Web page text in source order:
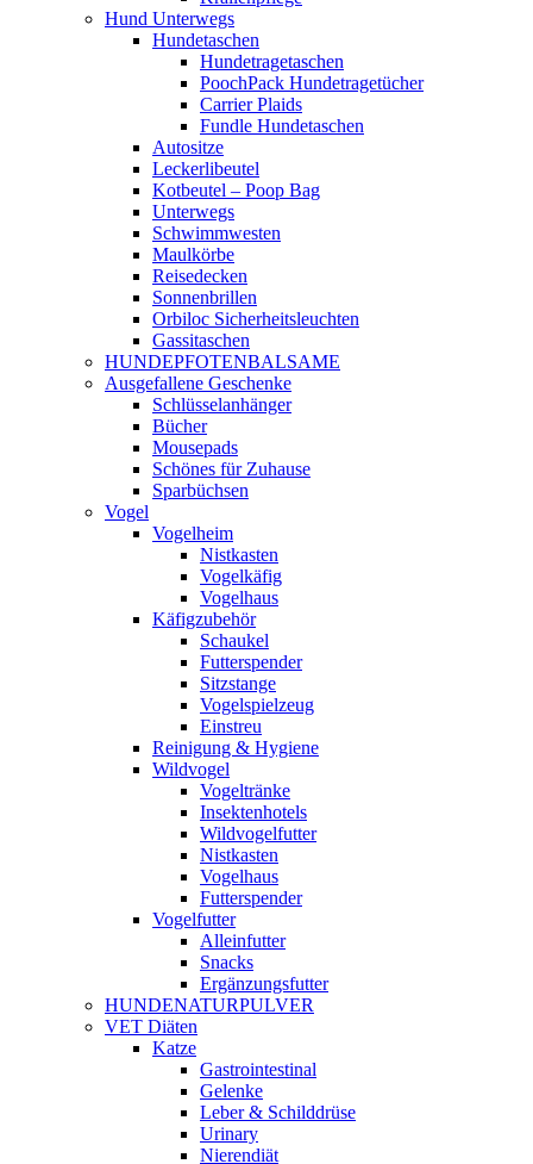
Hund Unterwegs
Hundetaschen
Hundetragetaschen
PoochPack Hundetragetücher
Carrier Plaids
Fundle Hundetaschen
Autositze
Leckerlibeutel
Kotbeutel – Poop Bag
Unterwegs
Schwimmwesten
Maulkörbe
Reisedecken
Sonnenbrillen
Orbiloc Sicherheitsleuchten
Gassitaschen
HUNDEPFOTENBALSAME
Ausgefallene Geschenke
Schlüsselanhänger
Bücher
Mousepads
Schönes für Zuhause
Sparbüchsen
Vogel
Vogelheim
Nistkasten
Vogelkäfig
Vogelhaus
Käfigzubehör
Schaukel
Futterspender
Sitzstange
Vogelspielzeug
Einstreu
Reinigung & Hygiene
Wildvogel
Vogeltränke
Insektenhotels
Wildvogelfutter
Nistkasten
Vogelhaus
Futterspender
Vogelfutter
Alleinfutter
Snacks
Ergänzungsfutter
HUNDENATURPULVER
VET Diäten
Katze
Gastrointestinal
Gelenke
Leber & Schilddrüse
Urinary
Nierendiät